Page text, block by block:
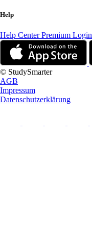
Help
Help CenterPremium Login
© StudySmarter
AGB
Impressum
Datenschutzerklärung